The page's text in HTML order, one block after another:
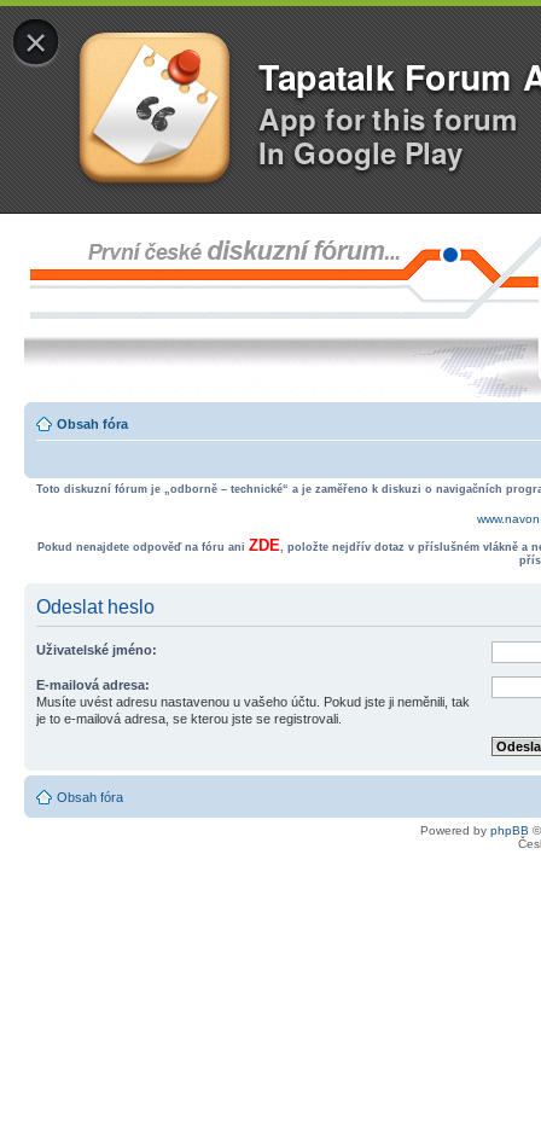
×
Tapatalk Forum
App for this forum
In Google Play
Obsah fóra
Toto diskuzní fórum je „odborně – technické“ a je zaměřeno k diskuzi o navigačních
Pokud nenajdete odpověď na fóru ani ZDE, položte nejdřív dotaz v příslušném vlákně a
Odeslat heslo
Uživatelské jméno:
E-mailová adresa:
Musíte uvést adresu nastavenou u vašeho účtu. Pokud jste ji neměnili, tak
je to e-mailová adresa, se kterou jste se registrovali.
Obsah fóra
Powered by phpBB